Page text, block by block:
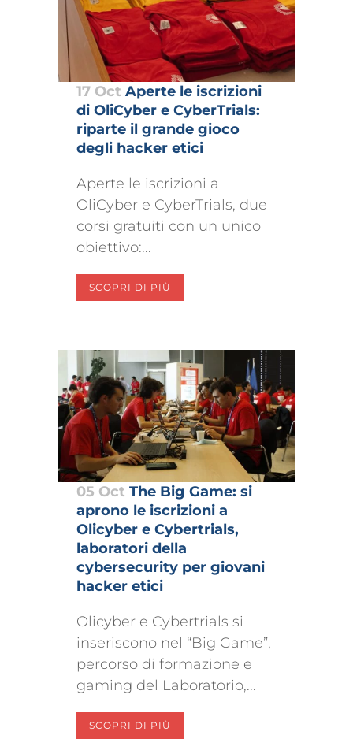
17 Oct Aperte le iscrizioni
di OliCyber e CyberTrials:
riparte il grande gioco
degli hacker etici
Aperte le iscrizioni a
OliCyber e CyberTrials, due
corsi gratuiti con un unico
obiettivo:...
SCOPRI DI PIÙ
05 Oct The Big Game: si
aprono le iscrizioni a
Olicyber e Cybertrials,
laboratori della
cybersecurity per giovani
hacker etici
Olicyber e Cybertrials si
inseriscono nel “Big Game”,
percorso di formazione e
gaming del Laboratorio,...
SCOPRI DI PIÙ